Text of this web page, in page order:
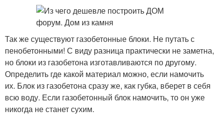
Так же существуют газобетонные блоки. Не путать с
пенобетонными! С виду разница практически не заметна,
но блоки из газобетона изготавливаются по другому.
Определить где какой материал можно, если намочить
их. Блок из газобетона сразу же, как губка, вберет в себя
всю воду. Если газобетонный блок намочить, то он уже
никогда не станет сухим.